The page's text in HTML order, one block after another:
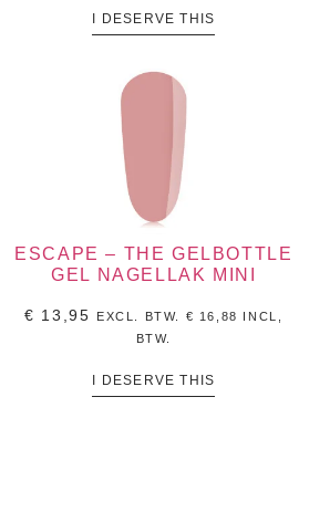
I DESERVE THIS
ESCAPE – THE GELBOTTLE
GEL NAGELLAK MINI
€ 13,95 EXCL. BTW. € 16,88 INCL,
BTW.
I DESERVE THIS